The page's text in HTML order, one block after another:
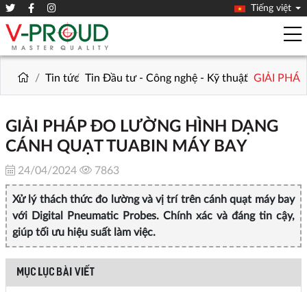
Tiếng việt
Tin tức Tin Đầu tư - Công nghệ - Kỹ thuật GIẢI
GIẢI PHÁP ĐO LƯỜNG HÌNH DẠNG
CÁNH QUẠT TUABIN MÁY BAY
24/04/2024 7863
Xử lý thách thức đo lường và vị trí trên cánh quạt máy bay
với Digital Pneumatic Probes. Chính xác và đáng tin cậy,
giúp tối ưu hiệu suất làm việc.
MỤC LỤC BÀI VIẾT